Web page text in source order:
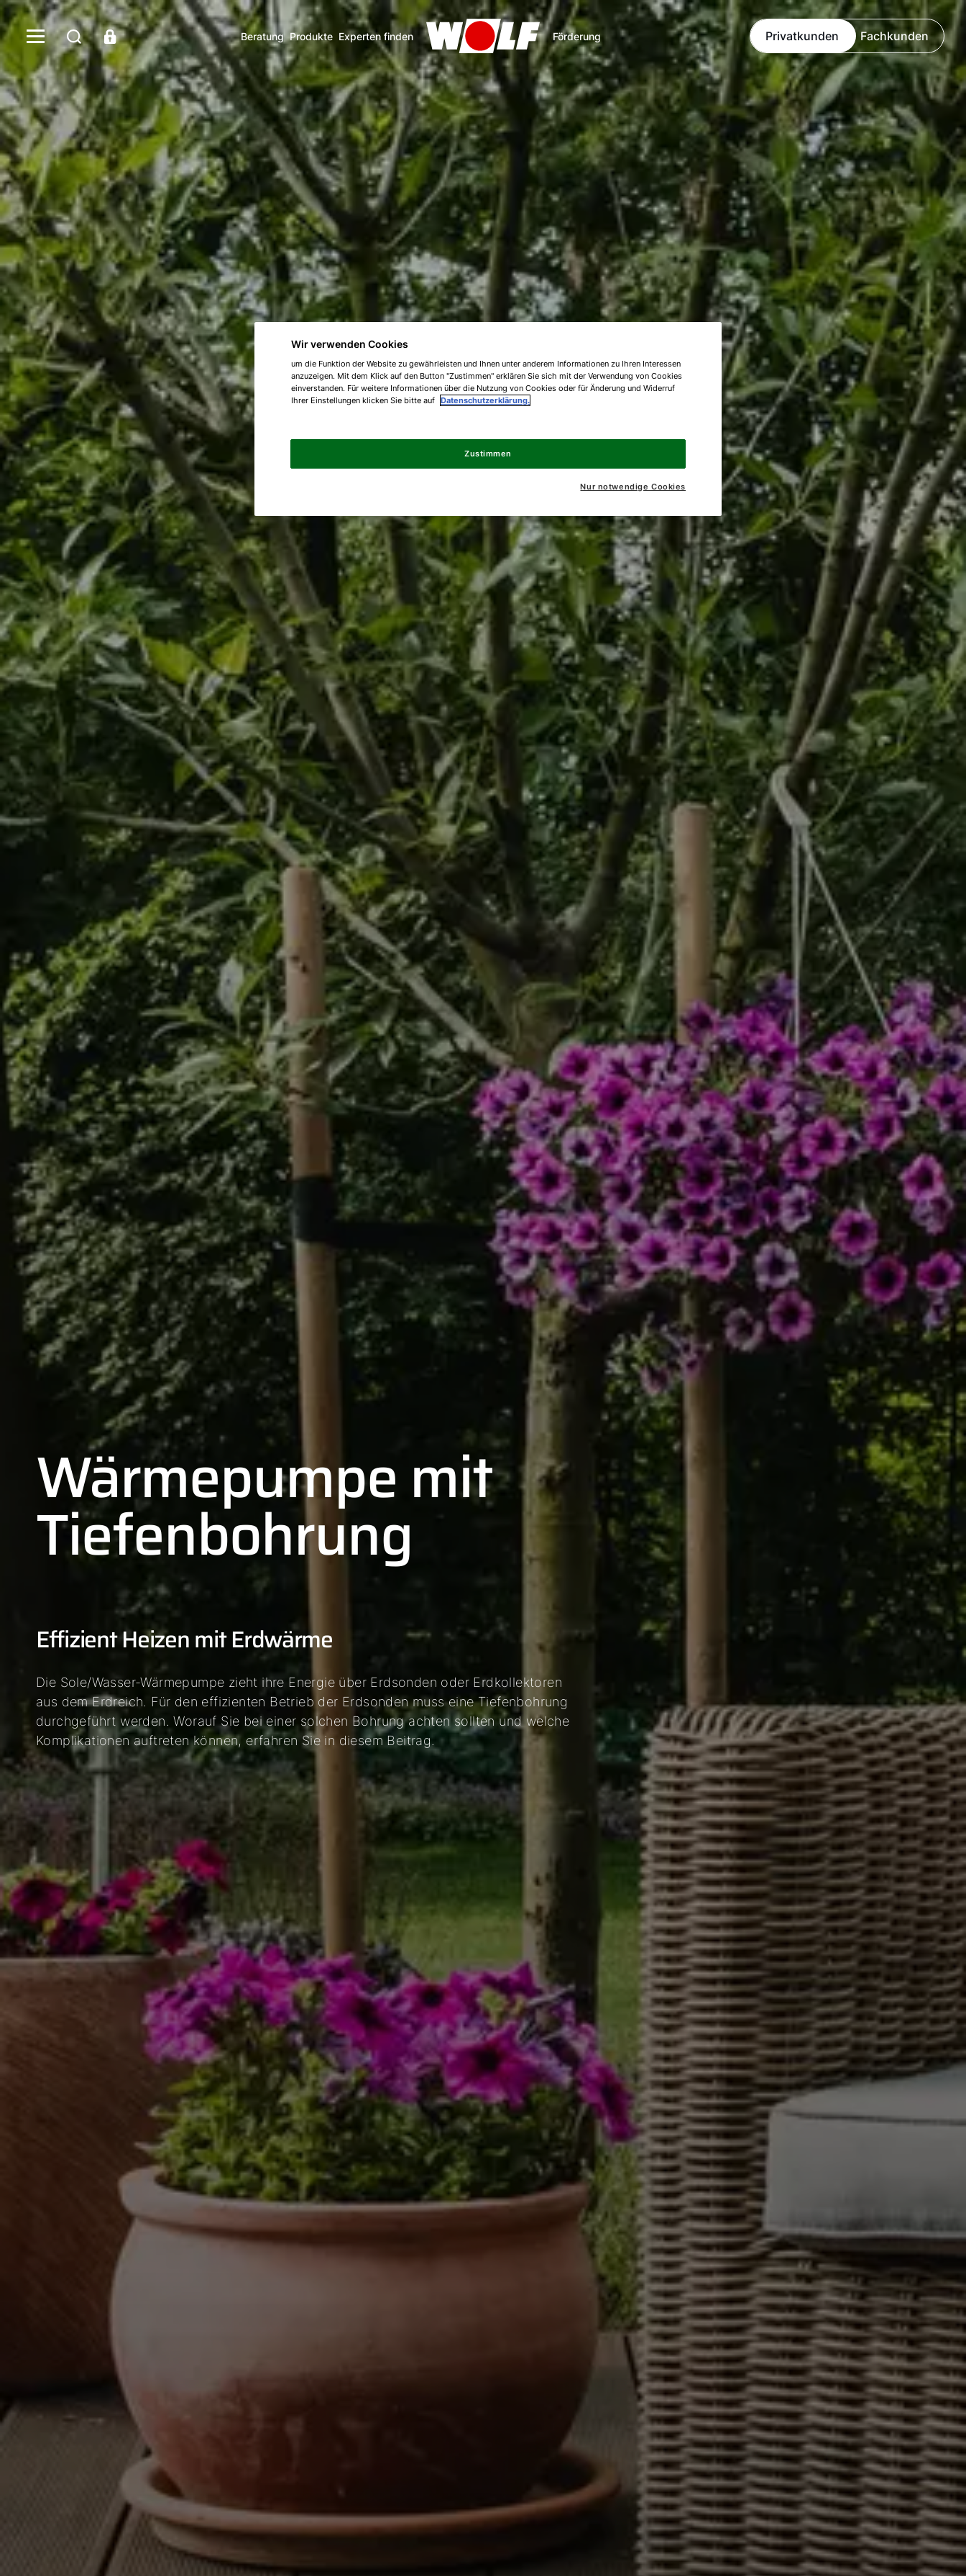
Beratung Produkte Experten finden Förderung Privatkunden Fachkunden
Wärmepumpe mit
Tiefenbohrung
Effizient Heizen mit Erdwärme
Die Sole/Wasser-Wärmepumpe zieht ihre Energie über Erdsonden oder Erdkollektoren
aus dem Erdreich. Für den effizienten Betrieb der Erdsonden muss eine Tiefenbohrung
durchgeführt werden. Worauf Sie bei einer solchen Bohrung achten sollten und welche
Komplikationen auftreten können, erfahren Sie in diesem Beitrag.
Wir verwenden Cookies
um die Funktion der Website zu gewährleisten und Ihnen unter anderem Informationen zu Ihren Interessen
anzuzeigen. Mit dem Klick auf den Button "Zustimmen" erklären Sie sich mit der Verwendung von Cookies
einverstanden. Für weitere Informationen über die Nutzung von Cookies oder für Änderung und Widerruf
Ihrer Einstellungen klicken Sie bitte auf Datenschutzerklärung.
Nur notwendige Cookies
Zustimmen